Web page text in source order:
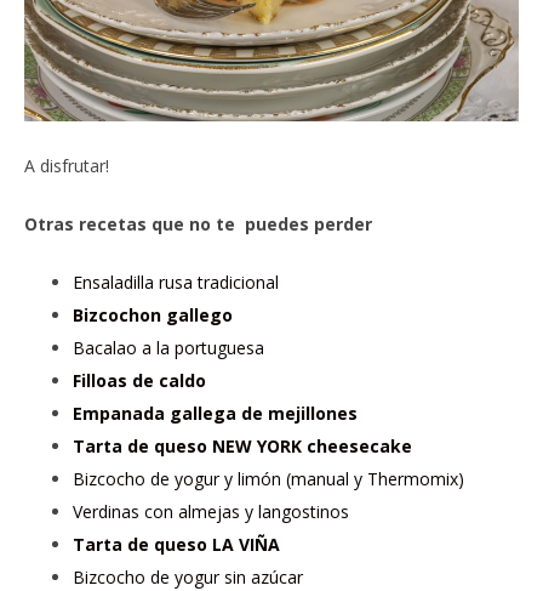
A disfrutar!
Otras recetas que no te puedes perder
Ensaladilla rusa tradicional
Bizcochon gallego
Bacalao a la portuguesa
Filloas de caldo
Empanada gallega de mejillones
Tarta de queso NEW YORK cheesecake
Bizcocho de yogur y limón (manual y Thermomix)
Verdinas con almejas y langostinos
Tarta de queso LA VIÑA
Bizcocho de yogur sin azúcar